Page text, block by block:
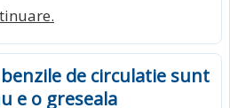
de circulatie sunt
e o greseala